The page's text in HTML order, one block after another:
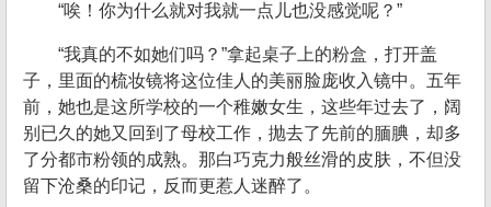
“唉！你为什么就对我就一点儿也没感觉呢？”
“我真的不如她们吗？”拿起桌子上的粉盒，打开盖
子，里面的梳妆镜将这位佳人的美丽脸庞收入镜中。五年
前，她也是这所学校的一个稚嫩女生，这些年过去了，阔
别已久的她又回到了母校工作，抛去了先前的腼腆，却多
了分都市粉领的成熟。那白巧克力般丝滑的皮肤，不但没
留下沧桑的印记，反而更惹人迷醉了。